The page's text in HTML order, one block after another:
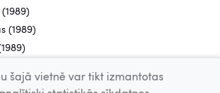
(1989)
šajā vietnē var tikt izmantotas